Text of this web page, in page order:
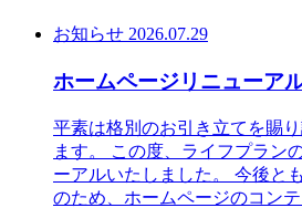
お知らせ 2026.07.29
ホームページリニューア
平素は格別のお引き立てを賜
ます。 この度、ライフプラン
ーアルいたしました。 今後と
のため、ホームページのコンテ